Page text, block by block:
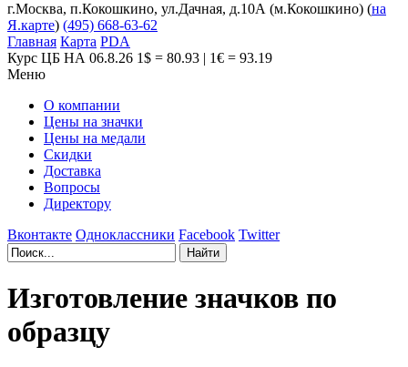
г.Москва, п.Кокошкино, ул.Дачная, д.10А (м.Кокошкино) (на
Я.карте) (495) 668-63-62
Главная Карта PDA
Курс ЦБ НА 06.8.26 1$ = 80.93 | 1€ = 93.19
Меню
О компании
Цены на значки
Цены на медали
Скидки
Доставка
Вопросы
Директору
Вконтакте Одноклассники Facebook Twitter
Изготовление значков по
образцу